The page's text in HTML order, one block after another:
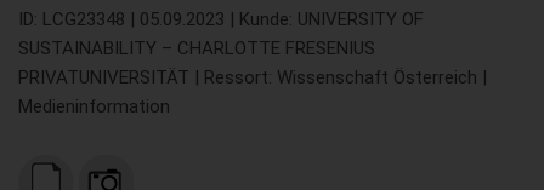
ID: LCG23348 | 05.09.2023 | Kunde: UNIVERSITY OF
SUSTAINABILITY – CHARLOTTE FRESENIUS
PRIVATUNIVERSITÄT | Ressort: Wissenschaft Österreich |
Medieninformation